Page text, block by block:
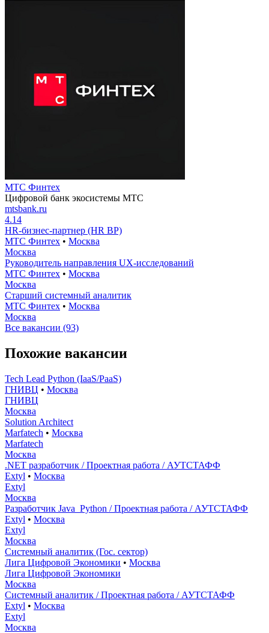
МТС Финтех
Цифровой банк экосистемы МТС
mtsbank.ru
4.14
HR-бизнес-партнер (HR BP)
МТС Финтех • Москва
Москва
Руководитель направления UX-исследований
МТС Финтех • Москва
Москва
Старший системный аналитик
МТС Финтех • Москва
Москва
Все вакансии (93)
Похожие вакансии
Tech Lead Python (IaaS/PaaS)
ГНИВЦ • Москва
ГНИВЦ
Москва
Solution Architect
Marfatech • Москва
Marfatech
Москва
.NET разработчик / Проектная работа / АУТСТАФФ
Extyl • Москва
Extyl
Москва
Разработчик Java_Python / Проектная работа / АУТСТАФФ
Extyl • Москва
Extyl
Москва
Системный аналитик (Гос. сектор)
Лига Цифровой Экономики • Москва
Лига Цифровой Экономики
Москва
Системный аналитик / Проектная работа / АУТСТАФФ
Extyl • Москва
Extyl
Москва